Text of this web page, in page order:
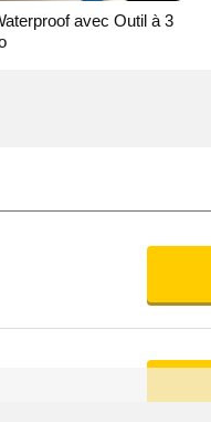
avec Outil à 3